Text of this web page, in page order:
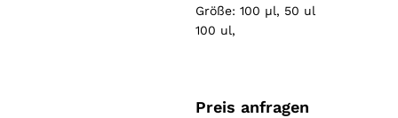
Größe: 100 µl, 50 ul
100 ul,
Preis anfragen